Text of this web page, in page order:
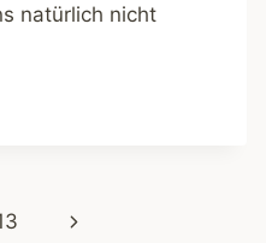
natürlich nicht
Nächste